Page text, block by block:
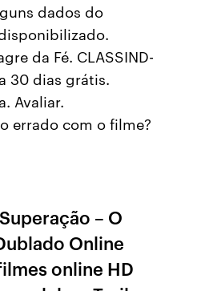
dados do
da Fé. CLASSIND-
30 dias grátis.
Avaliar.
errado com o filme?
– O
Online
online HD